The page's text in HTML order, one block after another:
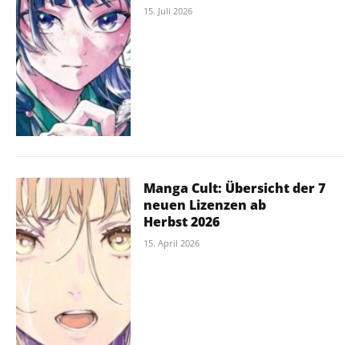
15. Juli 2026
Manga Cult: Übersicht der 7
neuen Lizenzen ab
Herbst 2026
15. April 2026